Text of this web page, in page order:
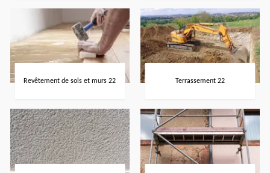
Revêtement de sols et murs 22 Terrassement 22